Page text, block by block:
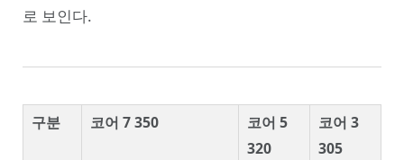
로 보인다.
구분 코어 7 350
코어 5
320
코어 3
305